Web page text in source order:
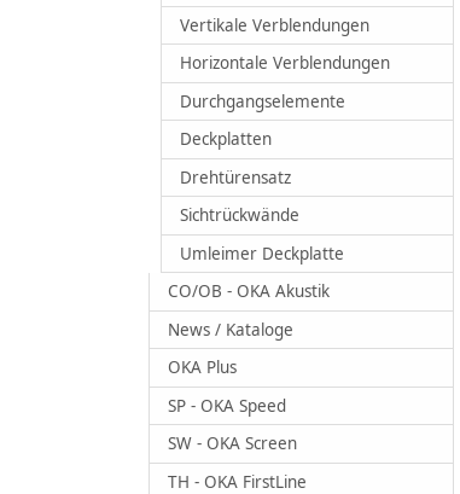
Vertikale Verblendungen
Horizontale Verblendungen
Durchgangselemente
Deckplatten
Drehtürensatz
Sichtrückwände
Umleimer Deckplatte
CO/OB - OKA Akustik
News / Kataloge
OKA Plus
SP - OKA Speed
SW - OKA Screen
TH - OKA FirstLine